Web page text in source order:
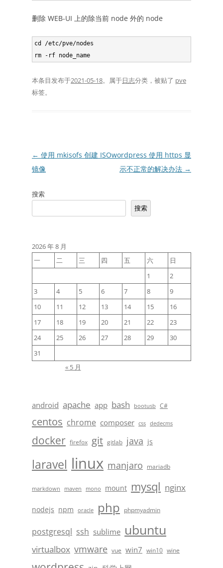
删除 WEB-UI 上的除当前 node 外的 node
cd /etc/pve/nodes
本条目发布于2021-05-18。属于日志分类，被贴了 pve
标签。
文
章
航
← 使用 mkisofs 创建 ISO
镜像
wordpress 使用 https 显
示不正常的解决办法 →
搜索
搜索
2026 年 8 月
一
二 三 四 五 六
日
1
2
3
4 5 6 7 8
9
10
11 12 13 14 15
16
17
18 19 20 21 22
23
24
25 26 27 28 29
30
31
« 5 月
android apache app bash bootusb C#
centos chrome composer css dedecms
docker firefox git gitlab java js
laravel linux manjaro mariadb
markdown maven mono mount mysql nginx
nodejs npm oracle php phpmyadmin
postgresql ssh sublime ubuntu
virtualbox vmware vue win7 win10 wine